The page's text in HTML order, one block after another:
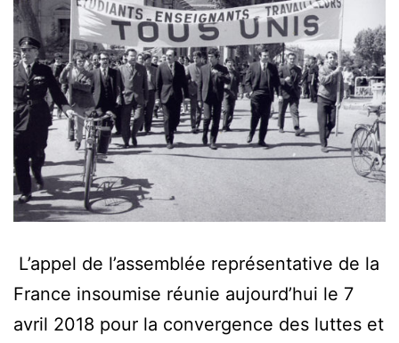
L’appel de l’assemblée représentative de la
France insoumise réunie aujourd’hui le 7
avril 2018 pour la convergence des luttes et